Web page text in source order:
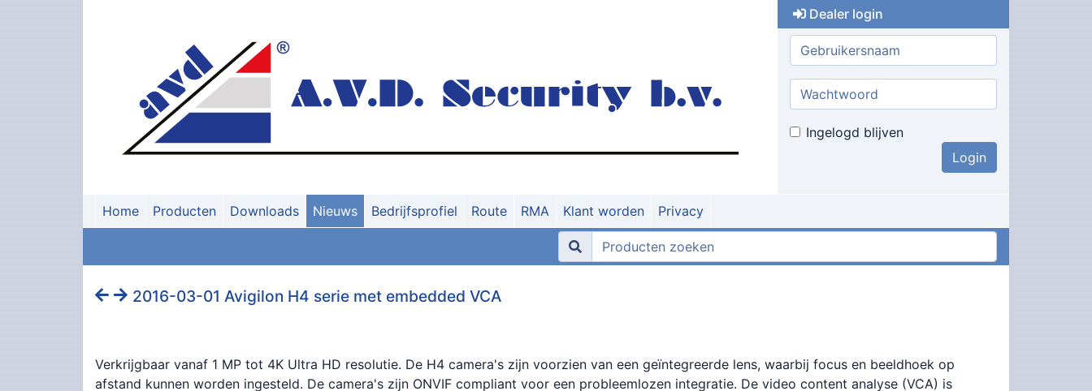
Dealer login
Gebruikersnaam:
Wachtwoord:
Ingelogd blijven
Home Producten Downloads Nieuws Bedrijfsprofiel Route RMA Klant worden Privacy
2016-03-01 Avigilon H4 serie met embedded VCA
Verkrijgbaar vanaf 1 MP tot 4K Ultra HD resolutie. De H4 camera's zijn voorzien van een geïntegreerde lens, waarbij focus en beeldhoek op
afstand kunnen worden ingesteld. De camera's zijn ONVIF compliant voor een probleemlozen integratie. De video content analyse (VCA) is